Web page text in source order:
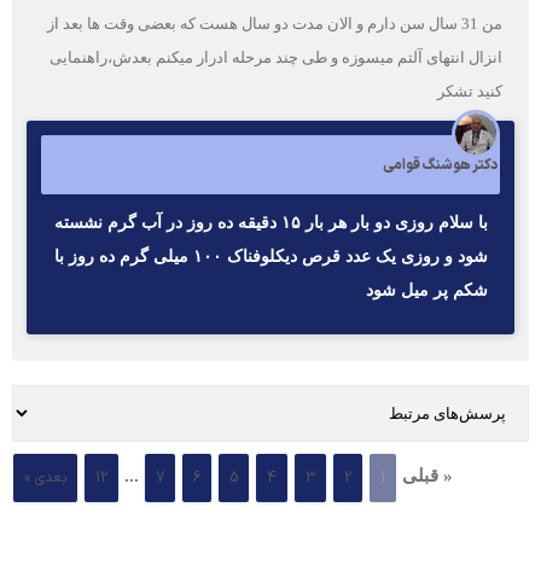
من 31 سال سن دارم و الان مدت دو سال هست که بعضی وقت ها بعد از
انزال انتهای آلتم میسوزه و طی چند مرحله ادرار میکنم بعدش،راهنمایی
کنید تشکر
دکتر هوشنگ قوامی
با سلام روزی دو بار هر بار ۱۵ دقیقه ده روز در آب گرم نشسته
شود و روزی یک عدد قرص دیکلوفناک ۱۰۰ میلی گرم ده روز با
شکم پر میل شود
« قبلی 1
2
3
4
5
6
7
...
12 بعدی »